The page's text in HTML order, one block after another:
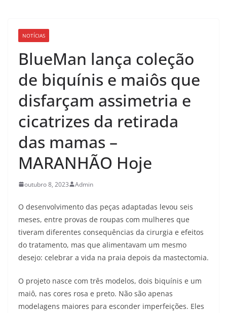
NOTÍCIAS
BlueMan lança coleção
de biquínis e maiôs que
disfarçam assimetria e
cicatrizes da retirada
das mamas –
MARANHÃO Hoje
outubro 8, 2023 Admin
O desenvolvimento das peças adaptadas levou seis
meses, entre provas de roupas com mulheres que
tiveram diferentes consequências da cirurgia e efeitos
do tratamento, mas que alimentavam um mesmo
desejo: celebrar a vida na praia depois da mastectomia.
O projeto nasce com três modelos, dois biquínis e um
maiô, nas cores rosa e preto. Não são apenas
modelagens maiores para esconder imperfeições. Eles